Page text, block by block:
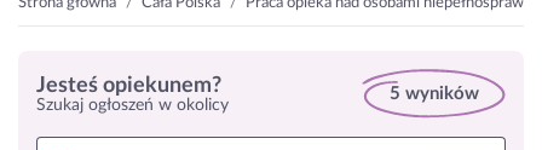
Jesteś opiekunem?
Szukaj ogłoszeń w okolicy
5 wyników